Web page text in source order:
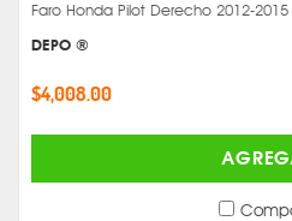
Faro Honda Pilot Derecho 2012-
DEPO ®
$4,008.00